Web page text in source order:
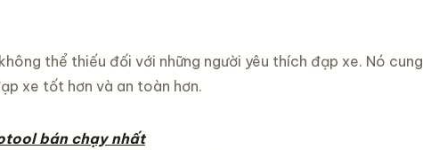
thể thiếu đối với những người yêu thích đạp xe. Nó
xe tốt hơn và an toàn hơn.
bán chạy nhất